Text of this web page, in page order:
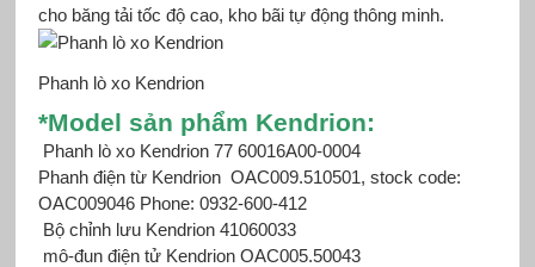
cho băng tải tốc độ cao, kho bãi tự động thông minh.
Phanh lò xo Kendrion
*Model sản phẩm Kendrion:
Phanh lò xo Kendrion 77 60016A00-0004
Phanh điện từ KendrionOAC009.510501, stock code:
OAC009046 Phone: 0932-600-412
Bộ chỉnh lưu Kendrion 41060033
mô-đun điện tử Kendrion OAC005.50043